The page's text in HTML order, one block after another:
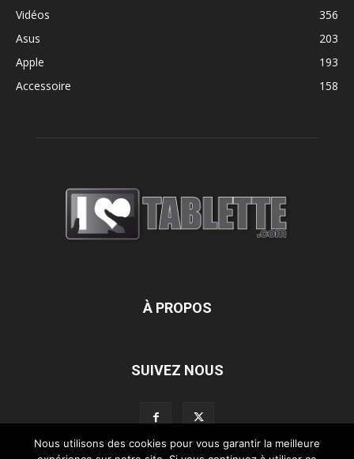
Vidéos
356
Asus
203
Apple
193
Accessoire
158
À PROPOS
SUIVEZ NOUS
Nous utilisons des cookies pour vous garantir la meilleure